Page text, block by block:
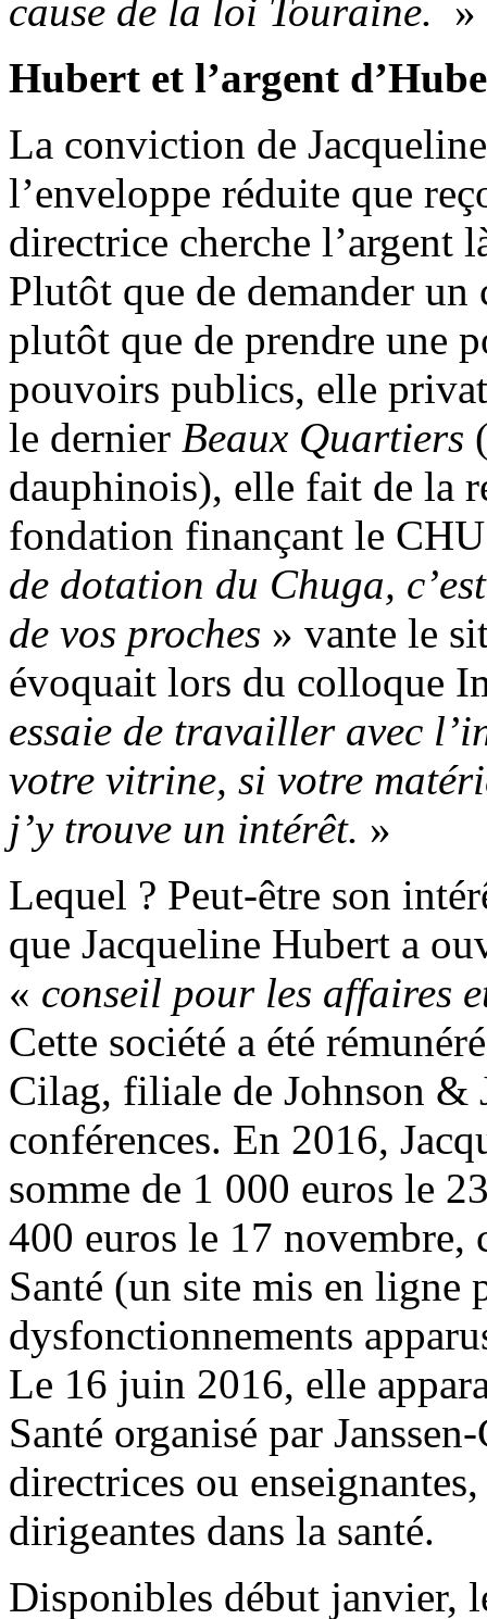
cause de la loi Touraine. »
Hubert et l’argent
La conviction de
l’enveloppe réduite que
directrice cherche l’argent
Plutôt que de demander
plutôt que de prendre une
pouvoirs publics, elle
le dernier Beaux Quartiers
dauphinois), elle fait de la
fondation finançant le
de dotation du Chuga,
de vos proches » vante le
évoquait lors du colloque
essaie de travailler avec
votre vitrine, si votre
j’y trouve un intérêt. »
Lequel ? Peut-être son
que Jacqueline Hubert a
« conseil pour les affaires
Cette société a été
Cilag, filiale de Johnson &
conférences. En 2016,
somme de 1 000 euros le
400 euros le 17 novembre,
Santé (un site mis en ligne
dysfonctionnements
Le 16 juin 2016, elle
Santé organisé par
directrices ou
dirigeantes dans la santé.
Disponibles début janvier,